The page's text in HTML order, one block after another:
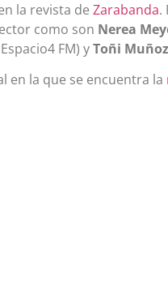
la revista de Zarabanda.
como son Nerea
FM) yToñi Muñoz
en la que se encuentra la